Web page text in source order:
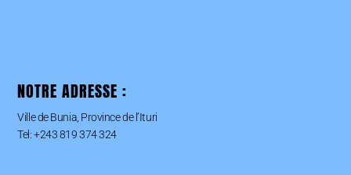
NOTRE ADRESSE :
Ville de Bunia, Province de l’Ituri
Tel: +243 819 374 324